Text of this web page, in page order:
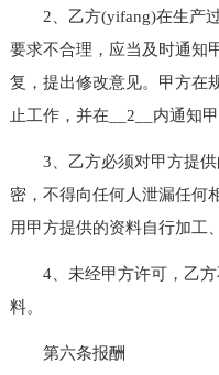
2、乙方(yifang)在生产过
要求不合理，应当及时通知
复，提出修改意见。甲方在
止工作，并在__2__内通知
3、乙方必须对甲方提供
密，不得向任何人泄漏任何
用甲方提供的资料自行加工
4、未经甲方许可，乙方
料。
第六条报酬